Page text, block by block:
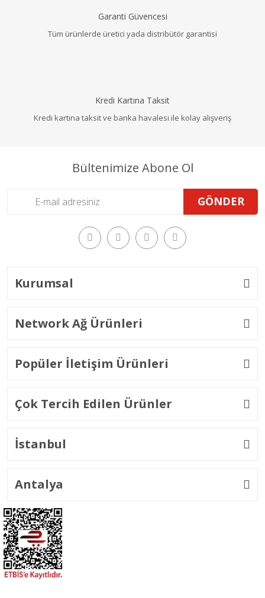
Garanti Güvencesi
Tüm ürünlerde üretici yada distribütör garantisi
Kredi Kartına Taksit
Kredi kartına taksit ve banka havalesi ile kolay alışveriş
Bültenimize Abone Ol
GÖNDER
Kurumsal
Network Ağ Ürünleri
Popüler İletişim Ürünleri
Çok Tercih Edilen Ürünler
İstanbul
Antalya